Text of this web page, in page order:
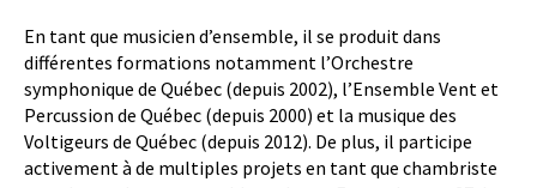
En tant que musicien d’ensemble, il se produit dans
différentes formations notamment l’Orchestre
symphonique de Québec (depuis 2002), l’Ensemble Vent et
Percussion de Québec (depuis 2000) et la musique des
Voltigeurs de Québec (depuis 2012). De plus, il participe
activement à de multiples projets en tant que chambriste